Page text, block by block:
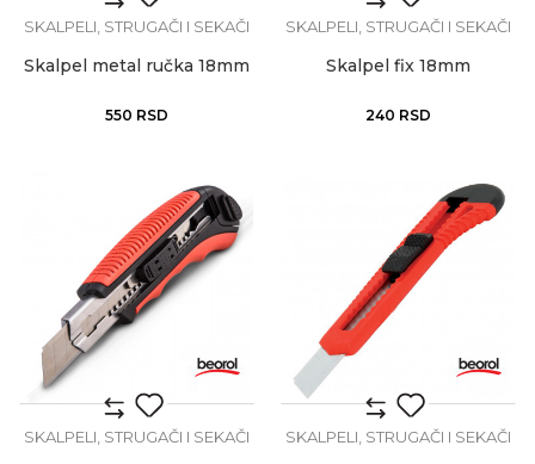
SKALPELI, STRUGAČI I SEKAČI
Skalpel metal ručka 18mm
550 RSD
SKALPELI, STRUGAČI I SEKAČI
Skalpel fix 18mm
240 RSD
SKALPELI, STRUGAČI I SEKAČI SKALPELI, STRUGAČI I SEKAČI